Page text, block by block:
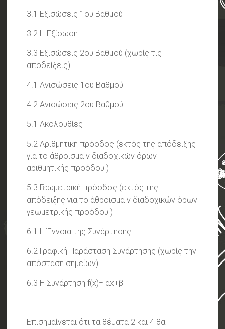
3.1 Εξισώσεις 1ου Βαθμού
3.2 Η Εξίσωση
3.3 Εξισώσεις 2ου Βαθμού (χωρίς τις
αποδείξεις)
4.1 Ανισώσεις 1ου Βαθμού
4.2 Ανισώσεις 2ου Βαθμού
5.1 Ακολουθίες
5.2 Αριθμητική πρόοδος (εκτός της απόδειξης
για το άθροισμα ν διαδοχικών όρων
αριθμητικής προόδου )
5.3 Γεωμετρική πρόοδος (εκτός της
απόδειξης για το άθροισμα ν διαδοχικών όρων
γεωμετρικής προόδου )
6.1 Η Έννοια της Συνάρτησης
6.2 Γραφική Παράσταση Συνάρτησης (χωρίς την
απόσταση σημείων)
6.3 Η Συνάρτηση f(x)= αx+β
Επισημαίνεται ότι τα θέματα 2 και 4 θα